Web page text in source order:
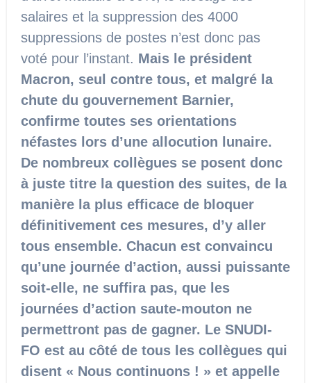
salaires et la suppression des 4000
suppressions de postes n’est donc pas
voté pour l’instant. Mais le président
Macron, seul contre tous, et malgré la
chute du gouvernement Barnier,
confirme toutes ses orientations
néfastes lors d’une allocution lunaire.
De nombreux collègues se posent donc
à juste titre la question des suites, de la
manière la plus efficace de bloquer
définitivement ces mesures, d’y aller
tous ensemble. Chacun est convaincu
qu’une journée d’action, aussi puissante
soit-elle, ne suffira pas, que les
journées d’action saute-mouton ne
permettront pas de gagner. Le SNUDI-
FO est au côté de tous les collègues qui
disent « Nous continuons ! » et appelle